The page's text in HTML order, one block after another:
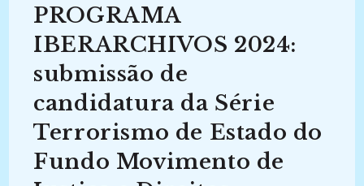
PROGRAMA
IBERARCHIVOS 2024:
submissão de
candidatura da Série
Terrorismo de Estado do
Fundo Movimento de